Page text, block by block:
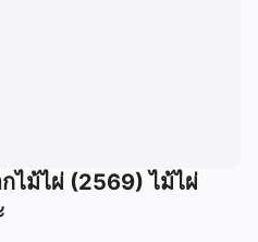
ไม้ไผ่ (2569) ไม้ไผ่